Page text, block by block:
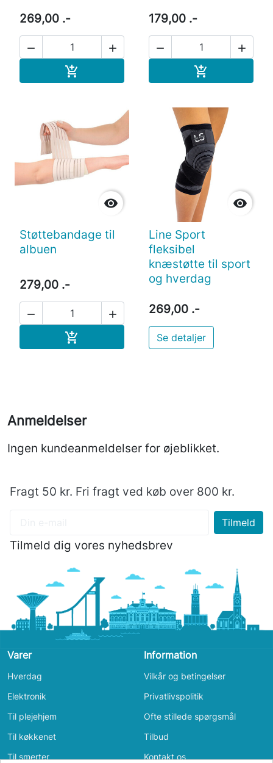
269,00 .-
 

179,00 .-
 


Støttebandage til
albuen
279,00 .-
 
 Læg i indkøbskurv

Line Sport
fleksibel
knæstøtte til sport
og hverdag
269,00 .-
Se detaljer
Anmeldelser
Ingen kundeanmeldelser for øjeblikket.
Fragt 50 kr. Fri fragt ved køb over 800 kr.
Tilmeld dig vores nyhedsbrev
Varer
Hverdag
Elektronik
Til plejehjem
Til køkkenet
Til smerter
Information
Vilkår og betingelser
Privatlivspolitik
Ofte stillede spørgsmål
Tilbud
Kontakt os